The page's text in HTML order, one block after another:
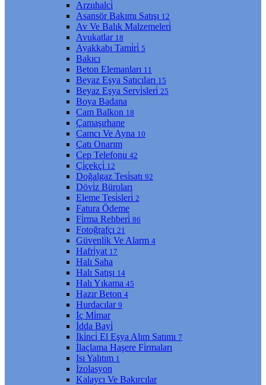
Arzuhalci̇
Asansör Bakımı Satışı 12
Av Ve Balık Malzemeleri̇
Avukatlar 18
Ayakkabı Tami̇ri̇ 5
Bakıcı
Beton Elemanları 11
Beyaz Eşya Satıcıları 15
Beyaz Eşya Servi̇sleri̇ 25
Boya Badana
Cam Balkon 18
Çamaşırhane
Camcı Ve Ayna 10
Çatı Onarım
Cep Telefonu 42
Çi̇çekçi̇ 12
Doğalgaz Tesi̇satı 92
Dövi̇z Büroları
Eleme Tesi̇sleri̇ 2
Fatura Ödeme
Fi̇rma Rehberi̇ 86
Fotoğrafçı 21
Güvenli̇k Ve Alarm 4
Hafri̇yat 17
Halı Saha
Halı Satışı 14
Halı Yıkama 45
Hazır Beton 4
Hurdacılar 9
İç Mi̇mar
İdda Bayi̇
İki̇nci̇ El Eşya Alım Satımı 7
İlaçlama Haşere Fi̇rmaları
Isı Yalıtım 1
İzolasyon
Kalaycı Ve Bakırcılar